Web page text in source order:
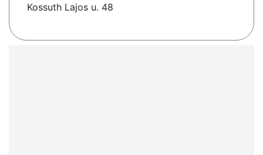
Kossuth Lajos u. 48